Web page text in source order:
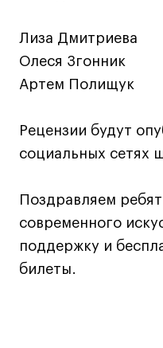
Онлайн
Маркетинг и
Искусство
Очно + онлайн
Все программы
Техникум
Специалист кино- и
Графический
Лиза Дмитриева
Олеся Згонник
Артем Полищук
Рецензии будут
социальных сетях
Поздравляем
современного
поддержку и
билеты.